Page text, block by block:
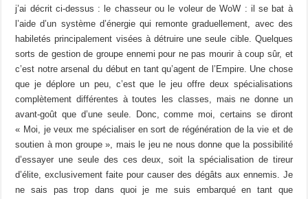
j’ai décrit ci-dessus : le chasseur ou le voleur de WoW : il se bat à
l’aide d’un système d’énergie qui remonte graduellement, avec des
habiletés principalement visées à détruire une seule cible. Quelques
sorts de gestion de groupe ennemi pour ne pas mourir à coup sûr, et
c’est notre arsenal du début en tant qu’agent de l’Empire. Une chose
que je déplore un peu, c’est que le jeu offre deux spécialisations
complètement différentes à toutes les classes, mais ne donne un
avant-goût que d’une seule. Donc, comme moi, certains se diront
« Moi, je veux me spécialiser en sort de régénération de la vie et de
soutien à mon groupe », mais le jeu ne nous donne que la possibilité
d’essayer une seule des ces deux, soit la spécialisation de tireur
d’élite, exclusivement faite pour causer des dégâts aux ennemis. Je
ne sais pas trop dans quoi je me suis embarqué en tant que